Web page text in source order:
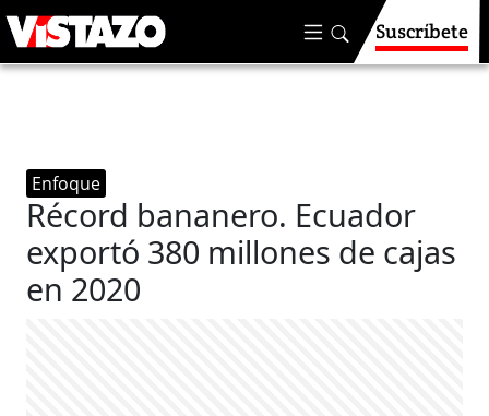
Suscríbete
Enfoque
Récord bananero. Ecuador
exportó 380 millones de cajas
en 2020